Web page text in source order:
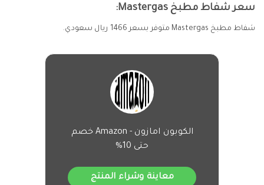
سعر شفاط مطبخ Mastergas:
شفاط مطبخ Mastergas متوفر بسعر 1466 ريال سعودي.
الكوبون امازون - Amazon خصم
حتى 10%
معاينة وشراء المنتج